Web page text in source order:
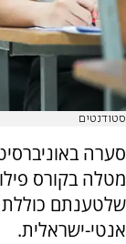
סטודנטים
סערה
מטלה בקורס
שלטענתם
אנטי-ישראלית.